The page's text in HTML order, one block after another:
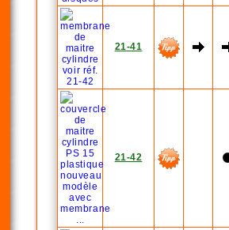
21-41
21-42